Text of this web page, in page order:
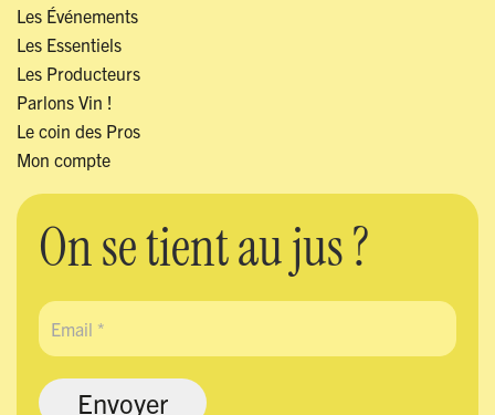
Les Événements
Les Essentiels
Les Producteurs
Parlons Vin !
Le coin des Pros
Mon compte
On se tient au jus ?